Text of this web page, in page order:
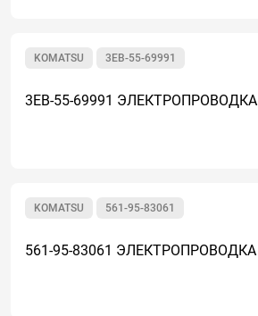
3EB-55-69991
KOMATSU
3EB-55-69991 ЭЛЕКТРОПРОВОДКА
561-95-83061
KOMATSU
561-95-83061 ЭЛЕКТРОПРОВОДКА